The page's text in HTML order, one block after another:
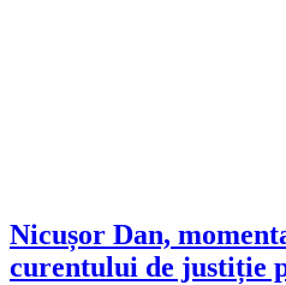
Nicușor Dan,
curentului de justiție